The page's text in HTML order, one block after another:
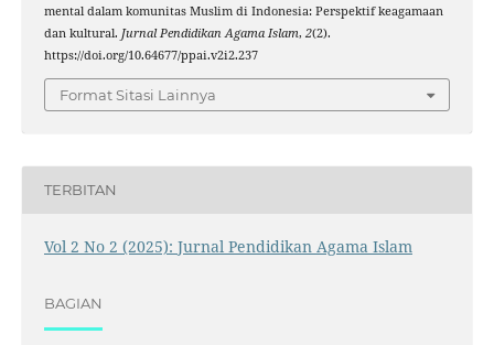
mental dalam komunitas Muslim di Indonesia: Perspektif keagamaan
dan kultural. Jurnal Pendidikan Agama Islam, 2(2).
https://doi.org/10.64677/ppai.v2i2.237
Format Sitasi Lainnya
TERBITAN
Vol 2 No 2 (2025): Jurnal Pendidikan Agama Islam
BAGIAN